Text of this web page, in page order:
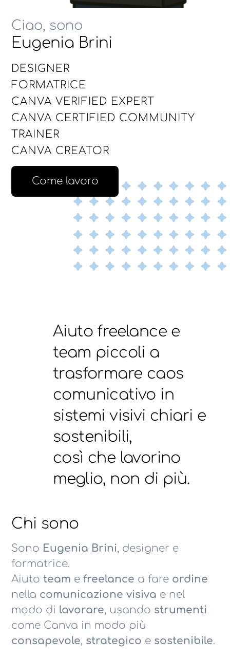
Ciao, sono
Eugenia Brini
DESIGNER
FORMATRICE
CANVA VERIFIED EXPERT
CANVA CERTIFIED COMMUNITY
TRAINER
CANVA CREATOR
Come lavoro
Aiuto freelance e
team piccoli a
trasformare caos
comunicativo in
sistemi visivi chiari e
sostenibili,
così che lavorino
meglio, non di più.
Chi sono
Sono Eugenia Brini, designer e
formatrice.
Aiutoteam efreelance a fare ordine
nella comunicazione visiva e nel
modo di lavorare, usando strumenti
come Canva in modo più
consapevole, strategico e sostenibile.